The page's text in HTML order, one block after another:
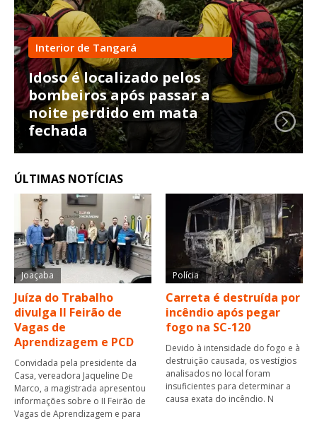
Interior de Tangará
Idoso é localizado pelos
bombeiros após passar a
noite perdido em mata
fechada
ÚLTIMAS NOTÍCIAS
Joaçaba
Juíza do Trabalho
divulga II Feirão de
Vagas de
Aprendizagem e PCD
Convidada pela presidente da
Casa, vereadora Jaqueline De
Marco, a magistrada apresentou
informações sobre o II Feirão de
Vagas de Aprendizagem e para
Polícia
Carreta é destruída por
incêndio após pegar
fogo na SC-120
Devido à intensidade do fogo e à
destruição causada, os vestígios
analisados no local foram
insuficientes para determinar a
causa exata do incêndio. N